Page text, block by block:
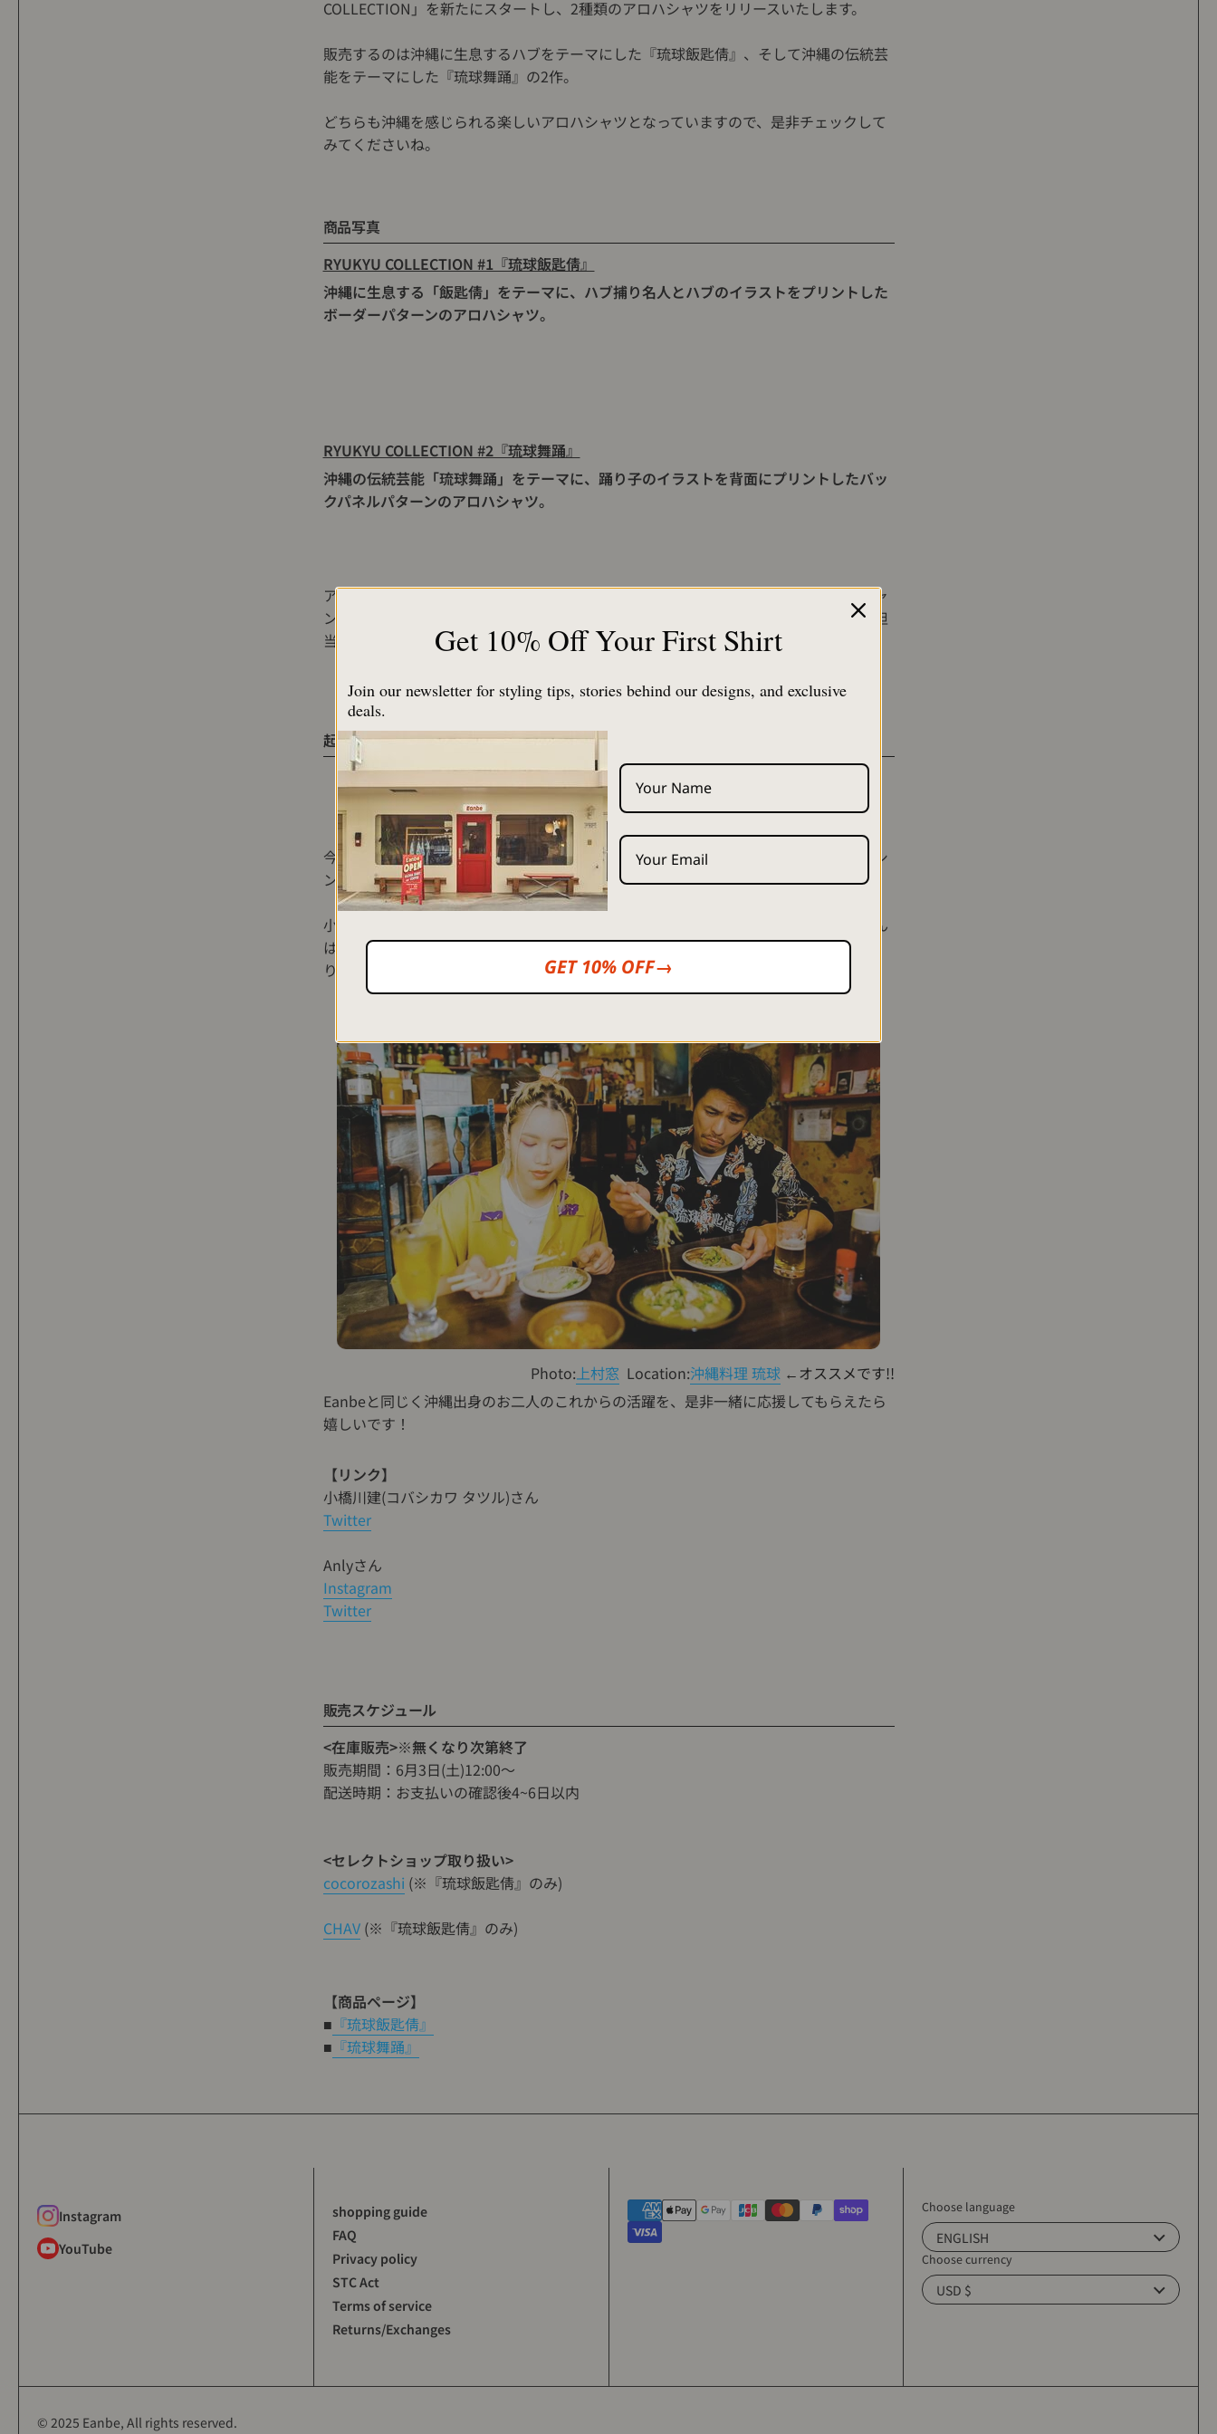
COLLECTION」を新たにスタートし、2種類のアロハシャツをリリースいたします。
販売するのは沖縄に生息するハブをテーマにした『琉球飯匙倩』、そして沖縄の伝統芸
能をテーマにした『琉球舞踊』の2作。
どちらも沖縄を感じられる楽しいアロハシャツとなっていますので、是非チェックして
みてくださいね。
商品写真
RYUKYU COLLECTION #1『琉球飯匙倩』
沖縄に生息する「飯匙倩」をテーマに、ハブ捕り名人とハブのイラストをプリントした
ボーダーパターンのアロハシャツ。
RYUKYU COLLECTION #2『琉球舞踊』
沖縄の伝統芸能「琉球舞踊」をテーマに、踊り子のイラストを背面にプリントしたバッ
クパネルパターンのアロハシャツ。
アートワークは昨年沖縄返還50周年を記念して製作した『京太郎』『山猫』のベトジャ
ンのデザインに続き、沖縄と京都を拠点に活動するタトゥーアーティスト・TKさんに担
当していただきました。
起用モデルについて
今回アロハのモデルを沖縄の伊江島出身の俳優・小橋川建さん、同じく伊江島出身のシ
ンガーソングライター・Anlyさんにお願いさせていただきました。
小橋川さんはわたくしアロハおじさんの高校時代のサッカー部の先輩であり、Anlyさん
は以前よりEanbeをチェックしてくださっていたり、その2人が実は同じ島出身だった
り、ちょっとした縁も感じつつの楽しい撮影となりました。
Photo:上村窓 Location:沖縄料理 琉球 ←オススメです!!
Eanbeと同じく沖縄出身のお二人のこれからの活躍を、是非一緒に応援してもらえたら
嬉しいです！
【リンク】
小橋川建(コバシカワ タツル)さん
Twitter
Anlyさん
Instagram
Twitter
販売スケジュール
<在庫販売>※無くなり次第終了
販売期間：6月3日(土)12:00〜
配送時期：お支払いの確認後4~6日以内
<セレクトショップ取り扱い>
cocorozashi (※『琉球飯匙倩』のみ)
CHAV(※『琉球飯匙倩』のみ)
【商品ページ】
■ 『琉球飯匙倩』
■ 『琉球舞踊』
Instagram
YouTube
shopping guide
FAQ
Privacy policy
STC Act
Terms of service
Returns/Exchanges
Choose language
ENGLISH
Choose currency
USD $
© 2025 Eanbe, All rights reserved.
Get 10% Off Your First Shirt
Join our newsletter for styling tips, stories behind our designs, and exclusive
deals.
GET 10% OFF→